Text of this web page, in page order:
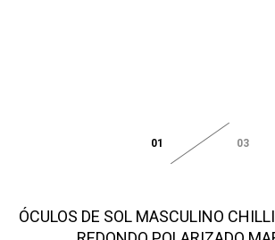
01 03
ÓCULOS DE SOL MASCULINO